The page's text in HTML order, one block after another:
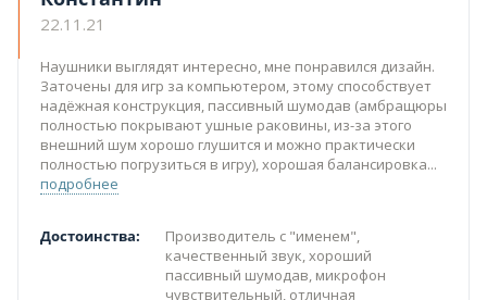
22.11.21
Наушники выглядят интересно, мне понравился дизайн.
Заточены для игр за компьютером, этому способствует
надёжная конструкция, пассивный шумодав (амбращюры
полностью покрывают ушные раковины, из-за этого
внешний шум хорошо глушится и можно практически
полностью погрузиться в игру), хорошая балансировка
подробнее
Достоинства:
Производитель с "именем",
качественный звук, хороший
пассивный шумодав, микрофон
чувствительный, отличная